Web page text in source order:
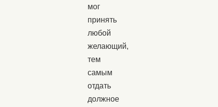
мог
принять
любой
желающий,
тем
самым
отдать
должное